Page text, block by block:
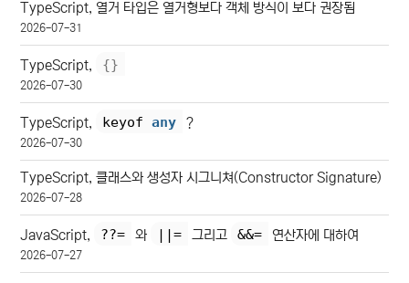
TypeScript, 열거 타입은 열거형보다 객체 방식이 보다 권장됨
2026-07-31
TypeScript, {}
2026-07-30
TypeScript, keyof any ?
2026-07-30
TypeScript, 클래스와 생성자 시그니쳐(Constructor Signature)
2026-07-28
JavaScript, ??= 와 ||= 그리고 &&= 연산자에 대하여
2026-07-27